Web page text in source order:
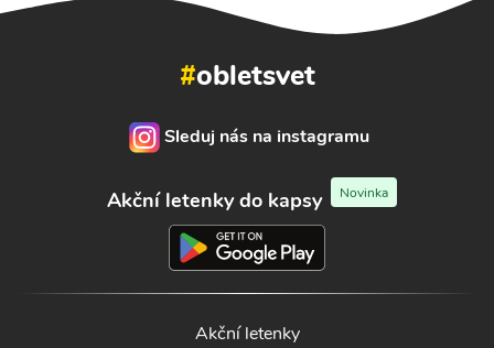
#obletsvet
Sleduj nás na instagramu
Akční letenky do kapsy Novinka
Akční letenky